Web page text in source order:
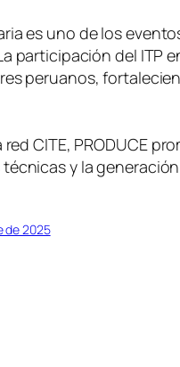
es uno de los
participación del ITP
peruanos,
red CITE, PRODUCE
y la
de 2025